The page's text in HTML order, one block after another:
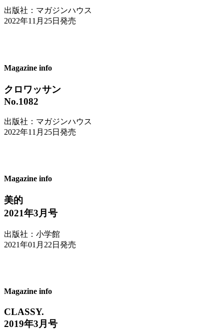
出版社：マガジンハウス
2022年11月25日発売
Magazine info
クロワッサン
No.1082
出版社：マガジンハウス
2022年11月25日発売
Magazine info
美的
2021年3月号
出版社：小学館
2021年01月22日発売
Magazine info
CLASSY.
2019年3月号